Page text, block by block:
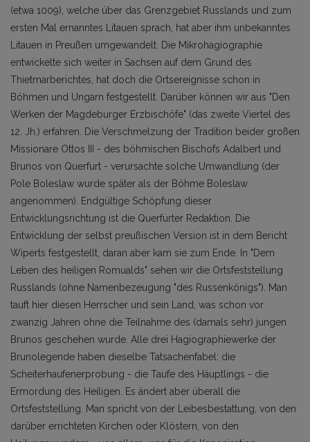
(etwa 1009), welche über das Grenzgebiet Russlands und zum
ersten Mal ernanntes Litauen sprach, hat aber ihm unbekanntes
Litauen in Preußen umgewandelt. Die Mikrohagiographie
entwickelte sich weiter in Sachsen auf dem Grund des
Thietmarberichtes, hat doch die Ortsereignisse schon in
Böhmen und Ungarn festgestellt. Darüber können wir aus "Den
Werken der Magdeburger Erzbischöfe" (das zweite Viertel des
12. Jh.) erfahren. Die Verschmelzung der Tradition beider großen
Missionare Ottos III - des böhmischen Bischofs Adalbert und
Brunos von Querfurt - verursachte solche Umwandlung (der
Pole Boleslaw wurde später als der Böhme Boleslaw
angenommen). Endgültige Schöpfung dieser
Entwicklungsrichtung ist die Querfurter Redaktion. Die
Entwicklung der selbst preußischen Version ist in dem Bericht
Wiperts festgestellt, daran aber kam sie zum Ende. In "Dem
Leben des heiligen Romualds" sehen wir die Ortsfeststellung
Russlands (ohne Namenbezeugung "des Russenkönigs"). Man
tauft hier diesen Herrscher und sein Land, was schon vor
zwanzig Jahren ohne die Teilnahme des (damals sehr) jungen
Brunos geschehen wurde. Alle drei Hagiographiewerke der
Brunolegende haben dieselbe Tatsachenfabel: die
Scheiterhaufenerprobung - die Taufe des Häuptlings - die
Ermordung des Heiligen. Es ändert aber überall die
Ortsfeststellung. Man spricht von der Leibesbestattung, von den
darüber errichteten Kirchen oder Klöstern, von den